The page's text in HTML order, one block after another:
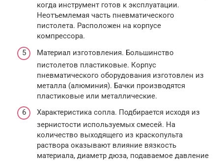
когда инструмент готов к эксплуатации.
Неотъемлемая часть пневматического
пистолета. Расположен на корпусе
компрессора.
Материал изготовления. Большинство
пистолетов пластиковые. Корпус
пневматического оборудования изготовлен из
металла (алюминия). Бачки производятся
пластиковые или металлические.
Характеристика сопла. Подбирается исходя из
зернистости используемых смесей. На
количество выходящего из краскопульта
раствора оказывают влияние вязкость
материала, диаметр дюза, подаваемое давление